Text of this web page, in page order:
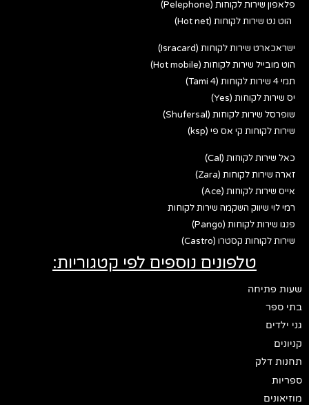
פלאפון שירות לקוחות (Pelephone)
הוט נט שירות לקוחות (Hot net)
ישראכארט שירות לקוחות (Isracard)
הוט מובייל שירות לקוחות (Hot mobile)
תמי 4 שירות לקוחות (Tami 4)
יס שירות לקוחות (Yes)
שופרסל שירות לקוחות (Shufersal)
שירות לקוחות קי אס פי (ksp)
כאל שירות לקוחות (Cal)
זארה שירות לקוחות (Zara)
אייס שירות לקוחות (Ace)
רמי לוי שיווק השקמה שירות לקוחות
פנגו שירות לקוחות (Pango)
שירות לקוחות קסטרו (Castro)
טלפונים נוספים לפי קטגוריות:
שעות פתיחה
בתי ספר
גני ילדים
קניונים
תחנות דלק
ספריות
מוזיאונים